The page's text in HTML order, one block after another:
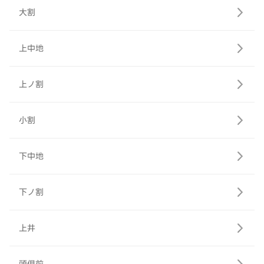
大割
上中地
上ノ割
小割
下中地
下ノ割
上井